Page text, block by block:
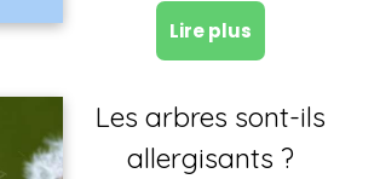
Lire plus
Les arbres sont-ils
allergisants ?